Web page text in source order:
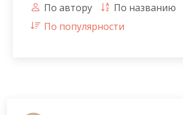
По автору
По названию
По популярности